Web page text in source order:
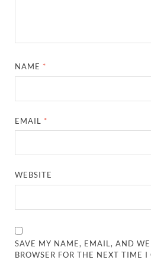
NAME *
EMAIL *
WEBSITE
SAVE MY NAME, EMAIL, AND
BROWSER FOR THE NEXT TIME I